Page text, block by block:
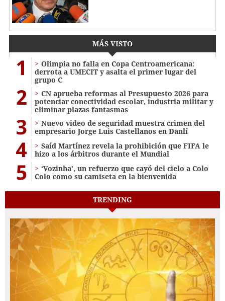
MÁS VISTO
1
Olimpia no falla en Copa Centroamericana:
derrota a UMECIT y asalta el primer lugar del
grupo C
2
CN aprueba reformas al Presupuesto 2026 para
potenciar conectividad escolar, industria militar y
eliminar plazas fantasmas
3
Nuevo video de seguridad muestra crimen del
empresario Jorge Luis Castellanos en Danlí
4
Saíd Martínez revela la prohibición que FIFA le
hizo a los árbitros durante el Mundial
5
‘Vozinha’, un refuerzo que cayó del cielo a Colo
Colo como su camiseta en la bienvenida
TRENDING